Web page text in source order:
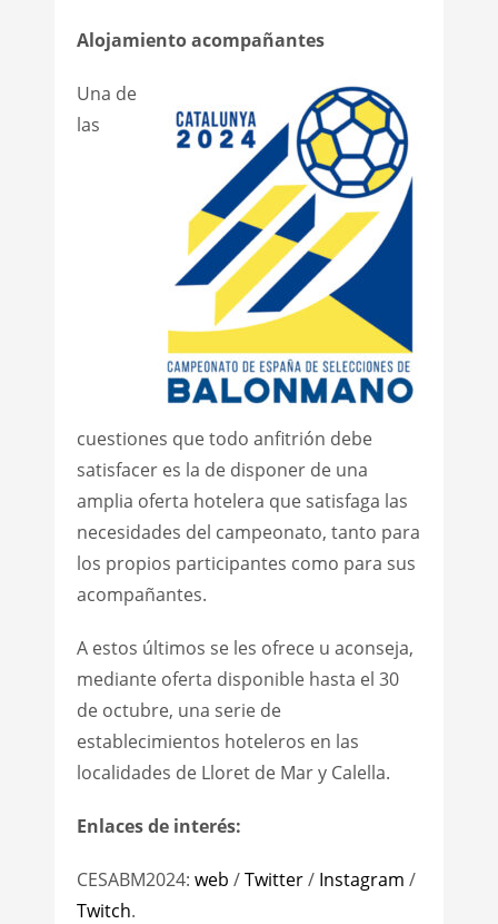
Alojamiento acompañantes
Una de
las
cuestiones que todo anfitrión debe
satisfacer es la de disponer de una
amplia oferta hotelera que satisfaga las
necesidades del campeonato, tanto para
los propios participantes como para sus
acompañantes.
A estos últimos se les ofrece u aconseja,
mediante oferta disponible hasta el 30
de octubre, una serie de
establecimientos hoteleros en las
localidades de Lloret de Mar y Calella.
Enlaces de interés:
CESABM2024: web /Twitter/ Instagram /
Twitch.